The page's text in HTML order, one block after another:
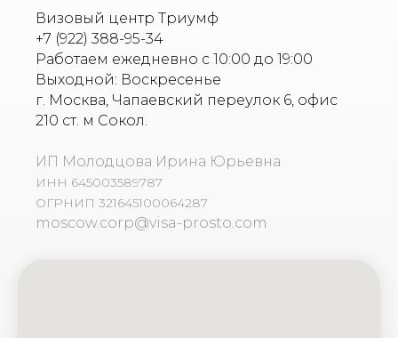
Визовый центр Триумф
+7 (922) 388-95-34
Работаем ежедневно с 10:00 до 19:00
Выходной: Воскресенье
г. Москва, Чапаевский переулок 6, офис
210 ст. м Сокол.
ИП Молодцова Ирина Юрьевна
ИНН 645003589787
ОГРНИП 321645100064287
moscow.corp@visa-prosto.com